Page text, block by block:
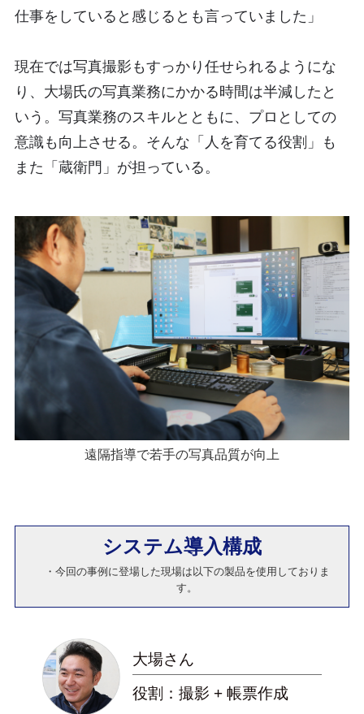
仕事をしていると感じるとも言っていました」
現在では写真撮影もすっかり任せられるようにな
り、大場氏の写真業務にかかる時間は半減したと
いう。写真業務のスキルとともに、プロとしての
意識も向上させる。そんな「人を育てる役割」も
また「蔵衛門」が担っている。
遠隔指導で若手の写真品質が向上
システム導入構成
・今回の事例に登場した現場は以下の製品を使用しておりま
す。
大場さん
役割：撮影 + 帳票作成